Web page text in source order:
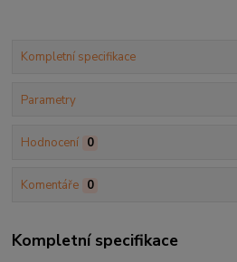
Kompletní specifikace
Parametry
Hodnocení 0
Komentáře 0
Kompletní specifikace